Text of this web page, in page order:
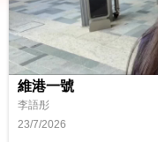
維港一號
李語彤
23/7/2026